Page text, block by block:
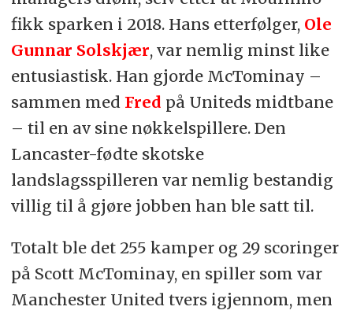
fikk sparken i 2018. Hans etterfølger, Ole
Gunnar Solskjær, var nemlig minst like
entusiastisk. Han gjorde McTominay –
sammen med Fred på Uniteds midtbane
– til en av sine nøkkelspillere. Den
Lancaster-fødte skotske
landslagsspilleren var nemlig bestandig
villig til å gjøre jobben han ble satt til.
Totalt ble det 255 kamper og 29 scoringer
på Scott McTominay, en spiller som var
Manchester United tvers igjennom, men